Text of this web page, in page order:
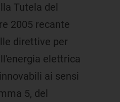
Tutela del
2005 recante
direttive per
elettrica
ai sensi
5, del